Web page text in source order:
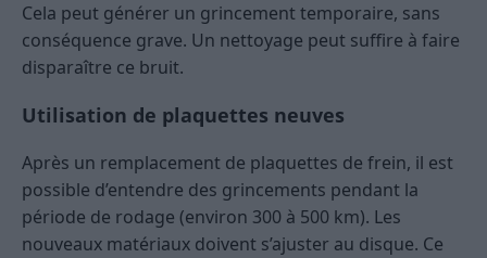
Cela peut générer un grincement temporaire, sans
conséquence grave. Un nettoyage peut suffire à faire
disparaître ce bruit.
Utilisation de plaquettes neuves
Après un remplacement de plaquettes de frein, il est
possible d’entendre des grincements pendant la
période de rodage (environ 300 à 500 km). Les
nouveaux matériaux doivent s’ajuster au disque. Ce